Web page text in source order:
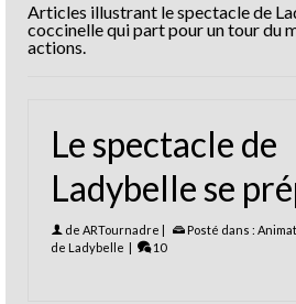
Articles illustrant le spectacle de
coccinelle qui part pour un tour du
actions.
Le spectacle de
Ladybelle se
de ARTournadre | Posté dans :
de Ladybelle | 10